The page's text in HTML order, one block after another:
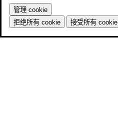
管理 cookie
拒绝所有 cookie
接受所有 cookie